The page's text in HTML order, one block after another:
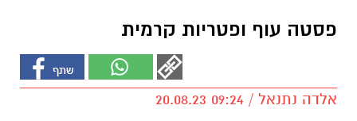
פסטה עוף ופטריות קרמית
אלדה נתנאל / 09:24 20.08.23